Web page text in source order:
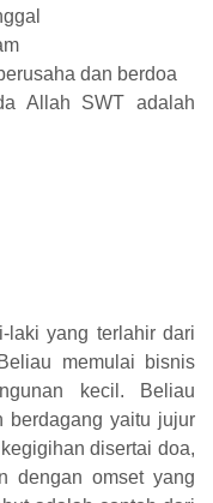
dan berdoa
Allah SWT adalah
laki yang terlahir dari
memulai bisnis
kecil. Beliau
berdagang yaitu jujur
disertai doa,
dengan omset yang